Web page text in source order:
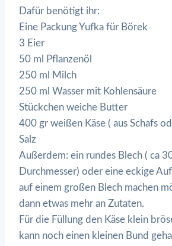
Dafür benötigt ihr:
Eine Packung Yufka für Börek
3 Eier
50 ml Pflanzenöl
250 ml Milch
250 ml Wasser mit Kohlensäure
Stückchen weiche Butter
400 gr weißen Käse ( aus Schafs
Salz
Außerdem: ein rundes Blech ( ca
Durchmesser) oder eine eckige
auf einem großen Blech machen
dann etwas mehr an Zutaten.
Für die Füllung den Käse klein
kann noch einen kleinen Bund